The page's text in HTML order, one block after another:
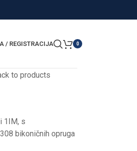
/ REGISTRACIJA 0
to products
1IM, s
bikoničnih opruga